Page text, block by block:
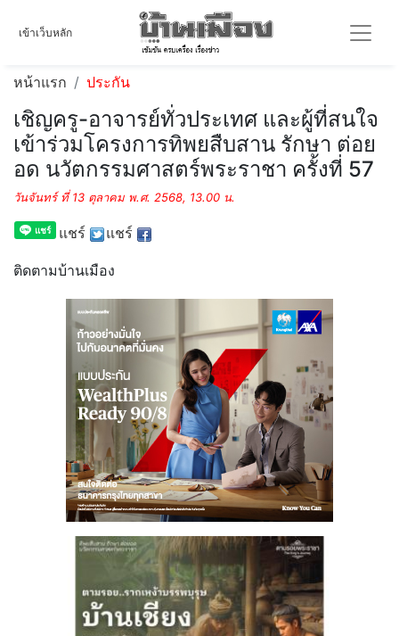
เข้าเว็บหลัก
หน้าแรก ประกัน
เชิญครู-อาจารย์ทั่วประเทศ และผู้ที่สนใจ
เข้าร่วมโครงการทิพยสืบสาน รักษา ต่อย
อด นวัตกรรมศาสตร์พระราชา ครั้งที่ 57
วันจันทร์ ที่ 13 ตุลาคม พ.ศ. 2568, 13.00 น.
แชร์ แชร์
ติดตามบ้านเมือง